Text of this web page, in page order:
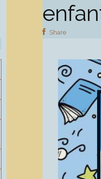
Share